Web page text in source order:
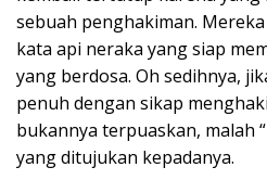
sebuah penghakiman.
kata api neraka yang siap
yang berdosa. Oh sedihnya,
penuh dengan sikap
bukannya terpuaskan, malah
yang ditujukan kepadanya.